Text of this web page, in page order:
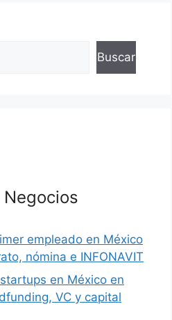
Buscar
empleado en México
nómina e INFONAVIT
en México en
VC y capital